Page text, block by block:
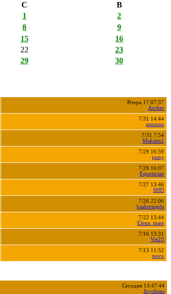
С
В
1
2
8
9
15
16
22
23
29
30
Вчера 17:07:37
Archer
7/31 14:44
nnnnnn
7/31 7:54
Maksim1
7/29 16:59
pony
7/28 16:07
Equestrian
7/27 13:46
SHD
7/26 22:06
bashremgds
7/22 13:44
Elena_mass
7/16 13:31
Vet25
7/13 11:52
novo
Сегодня 13:47:44
Joychens